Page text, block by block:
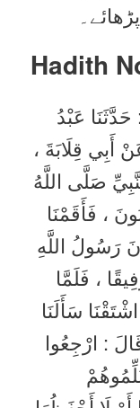
Hadith
عَبْدُ
أَبِي قِلَابَةَ ،
صَلَّى اللَّهُ
، فَأَقَمْنَا
رَسُولُ اللَّهِ
، فَلَمَّا
سَأَلَنَا
: ارْجِعُوا